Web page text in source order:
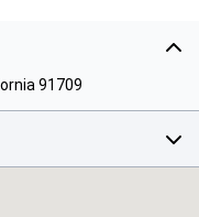
91709